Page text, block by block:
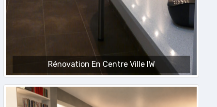
Rénovation En Centre Ville IW